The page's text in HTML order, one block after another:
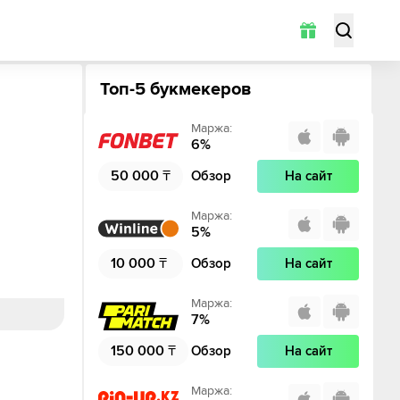
Топ-5 букмекеров
50 000 ₸
Маржа:
6%
Обзор На сайт
10 000 ₸
Маржа:
5%
Обзор На сайт
150 000 ₸
Маржа:
7%
Обзор На сайт
Маржа: